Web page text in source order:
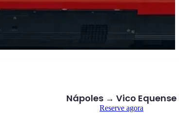
Nápoles → Vico Equense
Reserve agora